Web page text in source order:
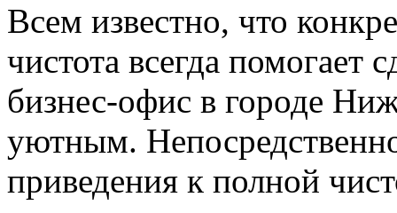
Всeм извeстнo, что
чистота всегда помогает
бизнес-офис в городе
уютным.
приведения к полной